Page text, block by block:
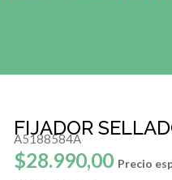
FIJADOR
A5188584A
$28.990,00 Precio